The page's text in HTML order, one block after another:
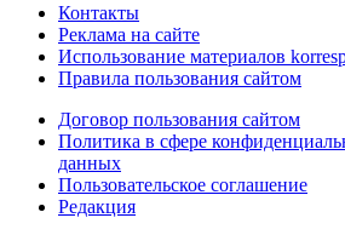
Контакты
Реклама на сайте
Использование материалов
Правила пользования сайтом
Договор пользования сайтом
Политика в сфере
данных
Пользовательское соглашение
Редакция